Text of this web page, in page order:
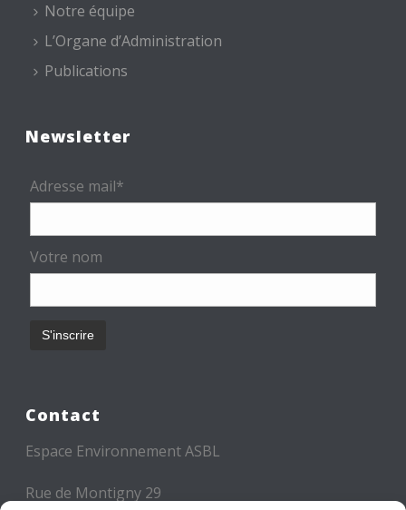
Notre équipe
L’Organe d’Administration
Publications
Newsletter
Adresse mail*
Votre nom
Contact
Espace Environnement ASBL
Rue de Montigny 29